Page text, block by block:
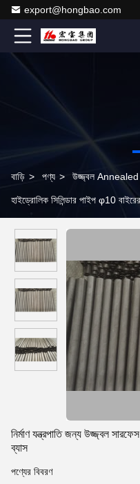
export@hongbao.com
বাড়ি > পণ্য > উজ্জ্বল Annealed
হাইড্রোলিক সিলিন্ডার পাইপ φ10
নির্মাণ যন্ত্রপাতি জন্য উজ্জ্বল
ব্যাস
পণ্যের বিবরণ